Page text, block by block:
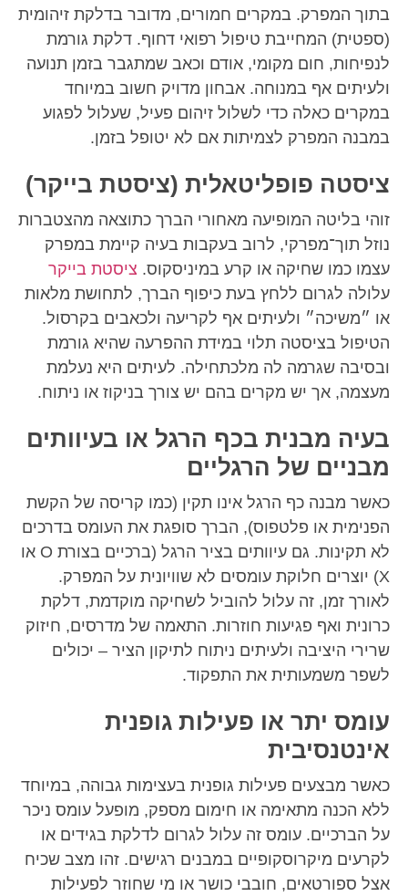
בתוך המפרק. במקרים חמורים, מדובר בדלקת זיהומית
(ספטית) המחייבת טיפול רפואי דחוף. דלקת גורמת
לנפיחות, חום מקומי, אודם וכאב שמתגבר בזמן תנועה
ולעיתים אף במנוחה. אבחון מדויק חשוב במיוחד
במקרים כאלה כדי לשלול זיהום פעיל, שעלול לפגוע
במבנה המפרק לצמיתות אם לא יטופל בזמן.
ציסטה פופליטאלית (ציסטת בייקר)
זוהי בליטה המופיעה מאחורי הברך כתוצאה מהצטברות
נוזל תוך־מפרקי, לרוב בעקבות בעיה קיימת במפרק
עצמו כמו שחיקה או קרע במיניסקוס. ציסטת בייקר
עלולה לגרום ללחץ בעת כיפוף הברך, לתחושת מלאות
או ״משיכה״ ולעיתים אף לקריעה ולכאבים בקרסול.
הטיפול בציסטה תלוי במידת ההפרעה שהיא גורמת
ובסיבה שגרמה לה מלכתחילה. לעיתים היא נעלמת
מעצמה, אך יש מקרים בהם יש צורך בניקוז או ניתוח.
בעיה מבנית בכף הרגל או בעיוותים
מבניים של הרגליים
כאשר מבנה כף הרגל אינו תקין (כמו קריסה של הקשת
הפנימית או פלטפוס), הברך סופגת את העומס בדרכים
לא תקינות. גם עיוותים בציר הרגל (ברכיים בצורת O או
X) יוצרים חלוקת עומסים לא שוויונית על המפרק.
לאורך זמן, זה עלול להוביל לשחיקה מוקדמת, דלקת
כרונית ואף פגיעות חוזרות. התאמה של מדרסים, חיזוק
שרירי היציבה ולעיתים ניתוח לתיקון הציר – יכולים
לשפר משמעותית את התפקוד.
עומס יתר או פעילות גופנית
אינטנסיבית
כאשר מבצעים פעילות גופנית בעצימות גבוהה, במיוחד
ללא הכנה מתאימה או חימום מספק, מופעל עומס ניכר
על הברכיים. עומס זה עלול לגרום לדלקת בגידים או
לקרעים מיקרוסקופיים במבנים רגישים. זהו מצב שכיח
אצל ספורטאים, חובבי כושר או מי שחוזר לפעילות